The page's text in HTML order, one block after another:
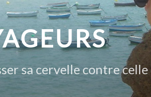
sa cervelle contre